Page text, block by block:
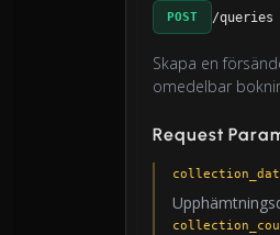
POST /queries
Skapa en
omedelbar
Request